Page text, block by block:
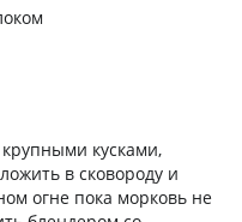
кусками,
в сковороду и
огне пока морковь не